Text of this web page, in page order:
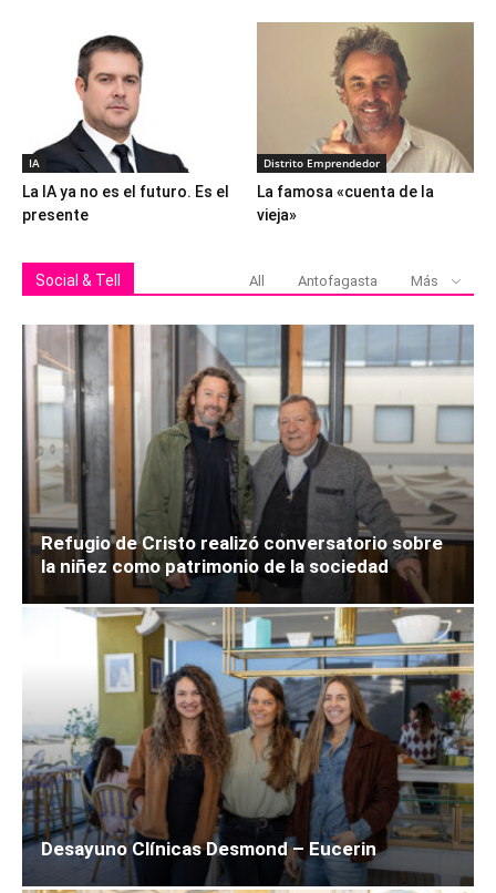
IA
La IA ya no es el futuro. Es el
presente
Distrito Emprendedor
La famosa «cuenta de la
vieja»
Social & Tell All Antofagasta Más
Refugio de Cristo realizó conversatorio sobre
la niñez como patrimonio de la sociedad
Desayuno Clínicas Desmond – Eucerin